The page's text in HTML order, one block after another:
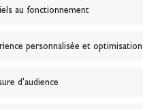
au fonctionnement
personnalisée et optimisation
d'audience
J'accepte la